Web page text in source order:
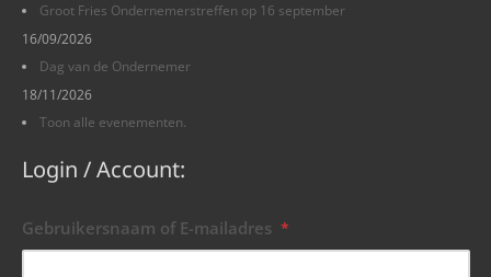
Groot Fries Ondernemerstreffen op 16 september
16/09/2026
Dag van de Ondernemer
18/11/2026
Toon alle evenementen.
Login / Account:
Gebruikersnaam of E-mailadres *